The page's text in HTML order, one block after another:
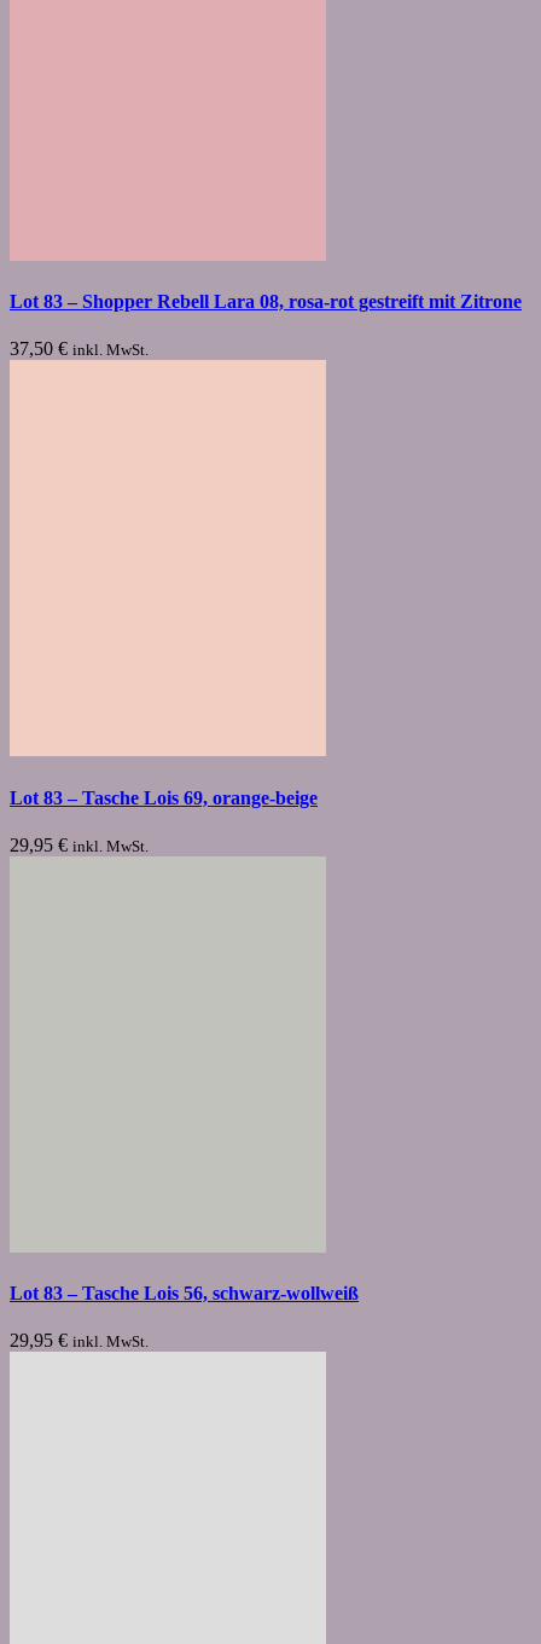
Lot 83 – Shopper Rebell Lara 08, rosa-rot gestreift mit Zitrone
37,50 € inkl. MwSt.
Lot 83 – Tasche Lois 69, orange-beige
29,95 € inkl. MwSt.
Lot 83 – Tasche Lois 56, schwarz-wollweiß
29,95 € inkl. MwSt.